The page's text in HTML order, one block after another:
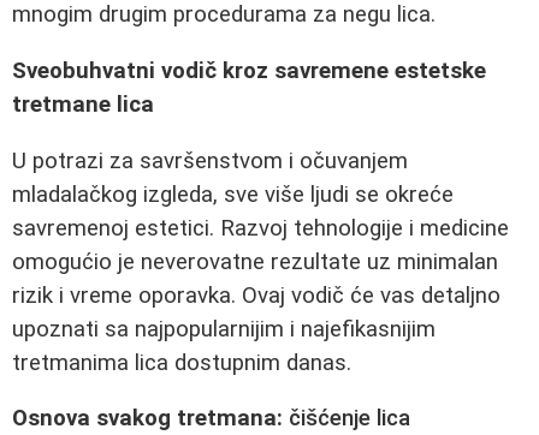
mnogim drugim procedurama za negu lica.
Sveobuhvatni vodič kroz savremene estetske
tretmane lica
U potrazi za savršenstvom i očuvanjem
mladalačkog izgleda, sve više ljudi se okreće
savremenoj estetici. Razvoj tehnologije i medicine
omogućio je neverovatne rezultate uz minimalan
rizik i vreme oporavka. Ovaj vodič će vas detaljno
upoznati sa najpopularnijim i najefikasnijim
tretmanima lica dostupnim danas.
Osnova svakog tretmana: čišćenje lica